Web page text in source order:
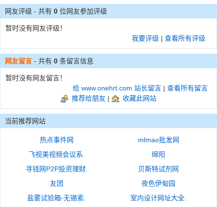
网友评级 - 共有 0 位网友参加评级
暂时没有网友评级！
我要评级 | 查看所有评级
网友留言 - 共有 0 条留言信息
暂时没有网友留言！
给 www.onehrt.com 站长留言 | 查看所有留言
推荐给朋友 | 收藏此网站
当前推荐网站
热点事件网
mlmao批发网
飞视美视频会议系.
绵阳
寻钱网P2P投资理财.
贝斯特试剂网
友团
夜色伊甸园
盐雾试验箱-无锡索.
室内设计网址大全.